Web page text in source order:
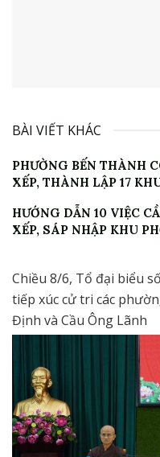
BÀI VIẾT KHÁC
PHƯỜNG BẾN THÀNH
XẾP, THÀNH LẬP 17
HƯỚNG DẪN 10 VIỆC
XẾP, SÁP NHẬP KHU
Chiều 8/6, Tổ đại biểu
tiếp xúc cử tri các
Định và Cầu Ông Lãnh